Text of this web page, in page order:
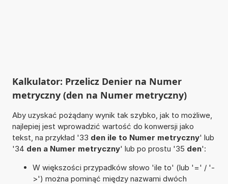
Kalkulator: Przelicz Denier na Numer
metryczny (den na Numer metryczny)
Aby uzyskać pożądany wynik tak szybko, jak to możliwe,
najlepiej jest wprowadzić wartość do konwersji jako
tekst, na przykład '33 den ile to Numer metryczny' lub
'34 den a Numer metryczny' lub po prostu '35 den':
W większości przypadków słowo 'ile to' (lub '=' / '-
>') można pominąć między nazwami dwóch